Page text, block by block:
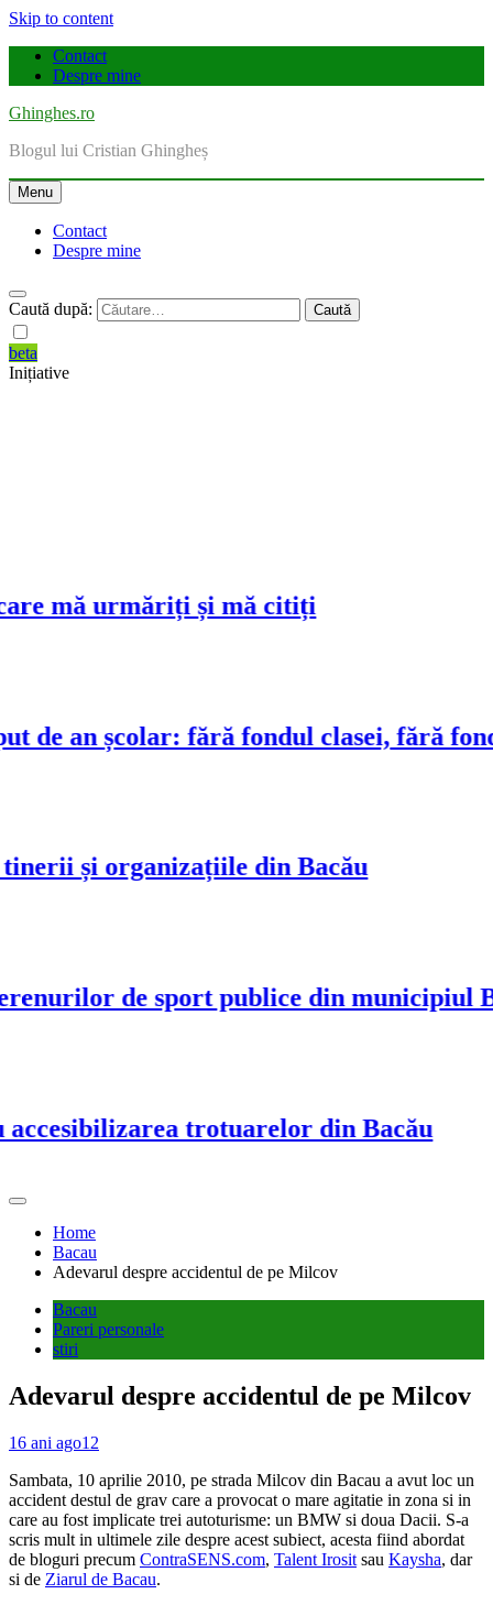
Skip to content
Contact
Despre mine
Ghinghes.ro
Blogul lui Cristian Ghingheș
Menu
Contact
Despre mine
Caută după:
beta
Inițiative
mă urmăriți și mă citiți
an școlar: fără fondul clasei, fără
și organizațiile din Bacău
de sport publice din municipiul
trotuarelor din Bacău
Home
Bacau
Adevarul despre accidentul de pe Milcov
Bacau
Pareri personale
stiri
Adevarul despre accidentul de pe Milcov
16 ani ago12
Sambata, 10 aprilie 2010, pe strada Milcov din Bacau a avut loc un
accident destul de grav care a provocat o mare agitatie in zona si in
care au fost implicate trei autoturisme: un BMW si doua Dacii. S-a
scris mult in ultimele zile despre acest subiect, acesta fiind abordat
de bloguri precum ContraSENS.com, Talent Irosit sau Kaysha, dar
si de Ziarul de Bacau.